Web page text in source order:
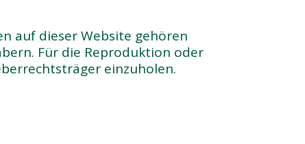
auf dieser Website gehören
Für die Reproduktion oder
einzuholen.